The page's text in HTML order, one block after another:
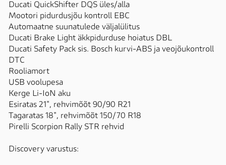
Ducati QuickShifter DQS üles/alla
Mootori pidurdusjõu kontroll EBC
Automaatne suunatulede väljalülitus
Ducati Brake Light äkkpidurduse hoiatus DBL
Ducati Safety Pack sis. Bosch kurvi-ABS ja veojõukontroll
DTC
Rooliamort
USB voolupesa
Kerge Li-IoN aku
Esiratas 21", rehvimõõt 90/90 R21
Tagaratas 18", rehvimõõt 150/70 R18
Pirelli Scorpion Rally STR rehvid
Discovery varustus: